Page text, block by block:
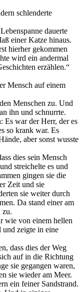
schlenderte
dauerte
einer Katze hinaus.
hierher gekommen
wird ein andermal
erzählen.“
Mensch auf einem
Menschen zu. Und
ihn und schnurrte.
Es war der Herr, der es
so krank war. Es
aber sonst wusste
dies sein Mensch
streichelte es und
gingen sie die
Zeit und sie
sie weiter durch
Da stand einer am
zu.
wie von einem hellen
zeigte in eine
dass dies der Weg
auf in die Richtung
sie gegangen waren,
sie wieder am Meer.
ein feiner Sandstrand.